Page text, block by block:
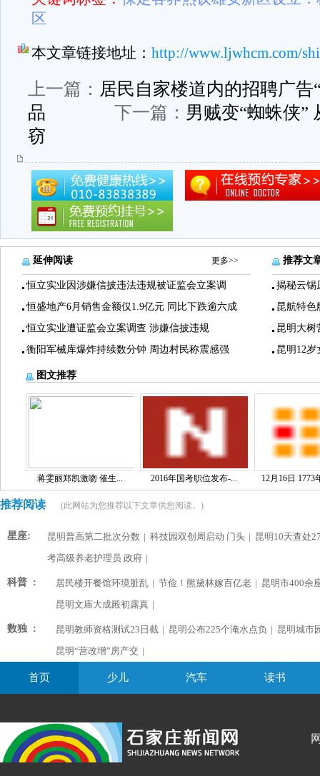
区
本文章链接地址： http://www.ljwhcm.com/
上一篇： 居民自家楼道内的招聘广告
品
下一篇： 男贼变“蜘蛛侠”
窃
延伸阅读 更多>>
恒立实业因涉嫌信披违法违规被证监会立案调
恒盛地产6月销售金额仅1.9亿元 同比下跌逾六成
恒立实业遭证监会立案调查 涉嫌信披违规
衡阳军械库爆炸持续数分钟 周边村民称震感强
推荐文
揭秘云锡
昆航特色
昆明大树
昆明12
图文推荐
蒋雯丽郑凯激吻 催生... 2016年国考职位发布-... 12月16日 1773
推荐阅读 (此网站为您推荐以下文章供您阅读。)
星座: 昆明普高第二批次分数 | 科技园双创周启动 门头 | 昆明10天查处
考高级养老护理员 政府 |
科普 : 居民楼开餐馆环境脏乱 | 节俭！熊黛林嫁百亿老 | 昆明市400余
昆明文庙大成殿初露真 |
数独 : 昆明教师资格测试23日截 | 昆明公布225个淹水点负 | 昆明城市
昆明“营改增”房产交 |
首页 少儿 汽车 读书